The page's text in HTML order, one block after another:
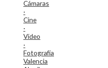
Cámaras
·
Cine
·
Vídeo
·
Fotografía
Valencia